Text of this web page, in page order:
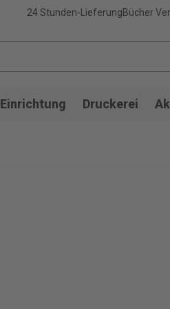
24 Stunden-LieferungBücher
Einrichtung Druckerei